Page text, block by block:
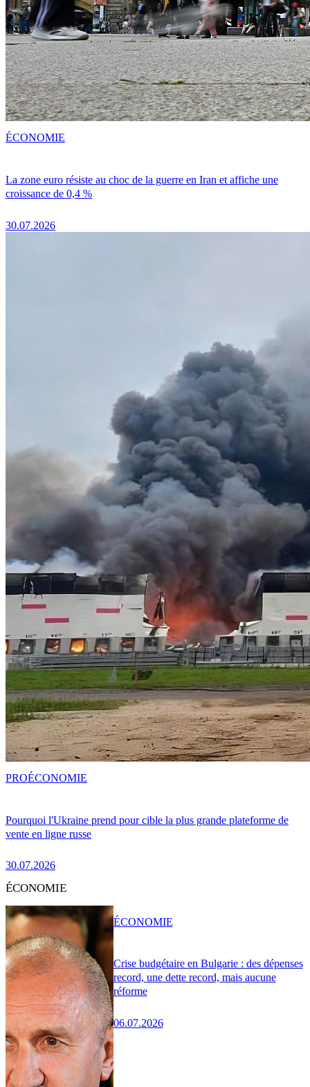
La zone euro résiste au choc de la guerre en Iran et affiche une
croissance de 0,4 %
30.07.2026
ÉCONOMIE
Pourquoi l'Ukraine prend pour cible la plus grande plateforme de
vente en ligne russe
30.07.2026
PROÉCONOMIE
ÉCONOMIE
Crise budgétaire en Bulgarie : des dépenses
record, une dette record, mais aucune
réforme
06.07.2026
ÉCONOMIE